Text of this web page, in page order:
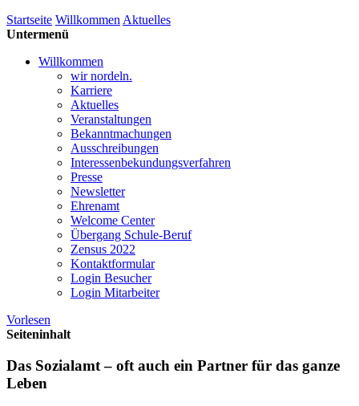
Startseite Willkommen Aktuelles
Untermenü
Willkommen
wir nordeln.
Karriere
Aktuelles
Veranstaltungen
Bekanntmachungen
Ausschreibungen
Interessen­bekundungsverfahren
Presse
Newsletter
Ehrenamt
Welcome Center
Übergang Schule-Beruf
Zensus 2022
Kontaktformular
Login Besucher
Login Mitarbeiter
Vorlesen
Seiteninhalt
Das Sozialamt – oft auch ein Partner für das ganze
Leben